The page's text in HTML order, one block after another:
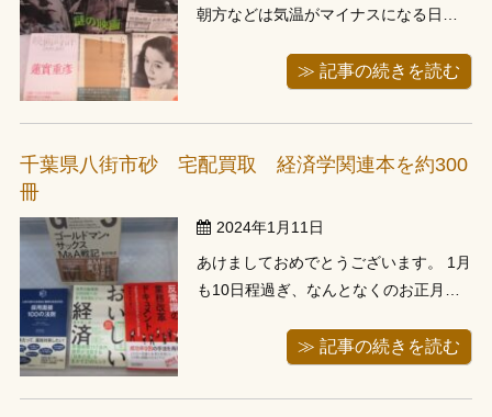
朝方などは気温がマイナスになる日も
す。天気は晴れている日が多いからか
す。 さて、今回古本担当のスタッフが
出張に行ってきたところは東京都中野
区です。今回のお客様はお電話からお
≫ 記事の続きを読む
千葉県八街市砂 宅配買取 経済学関連本を約300
冊
2024年1月11日
あけましておめでとうございます。 1月
も10日程過ぎ、なんとなくのお正月の
はやはり暖冬なのか去年のような厳し
張れる寒さですね。 今回のお客様は当
≫ 記事の続きを読む